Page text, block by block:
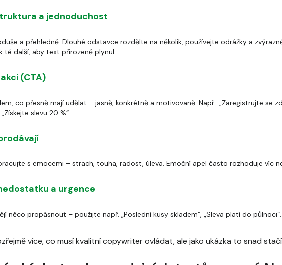
a jednoduchost
a přehledně. Dlouhé odstavce rozdělte na několik, používejte odrážky a
té další, aby text přirozeně plynul.
(CTA)
co přesně mají udělat – jasně, konkrétně a motivovaně. Např.: „Zaregistrujte se
slevu 20 %“
s emocemi – strach, touha, radost, úleva. Emoční apel často rozhoduje víc
a urgence
něco propásnout – použijte např. „Poslední kusy skladem“, „Sleva platí do půlnoci“.
více, co musí kvalitní copywriter ovládat, ale jako ukázka to snad